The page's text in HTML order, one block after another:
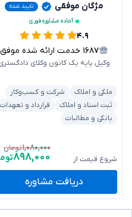
مژگان موفقی
تایید شده
آماده مشاوره فوری
۴.۹
۱۶۸۷ خدمت ارائه شده موفق
وکیل پایه یک کانون وکلای دادگستری
ملکی و املاک
شرکت و کسب‌وکار
ثبت اسناد و املاک
قرارداد و تعهدات
بانکی و مطالبات
شروع قیمت از
۱,۰۸۰,۰۰۰تومان
۸۹۸,۰۰۰
دریافت مشاوره